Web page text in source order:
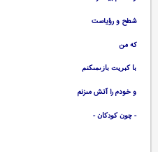
شطح و رؤياست‏
كه من‏
با كبريت بازىمى‏كنم‏
و خودم را آتش مى‏زنم‏
چون كودكان-